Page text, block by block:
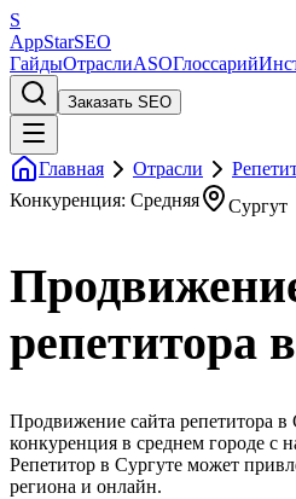
S
AppStarSEO
ГайдыОтраслиASOГлоссарий
Заказать SEO
Главная Отрасли
Конкуренция: Средняя
Сургут
репетитора
Продвижение сайта репетитора
конкуренция в среднем городе с
Репетитор в Сургуте может
региона и онлайн.